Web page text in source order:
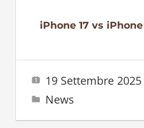
iPhone 17 vs
19 Settembre 2025
News